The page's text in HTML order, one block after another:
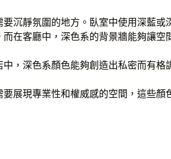
沉靜氛圍的地方。臥室中使用深藍或
在客廳中，深色系的背景牆能夠讓空
，深色系顏色能夠創造出私密而有格
展現專業性和權威感的空間，這些顏